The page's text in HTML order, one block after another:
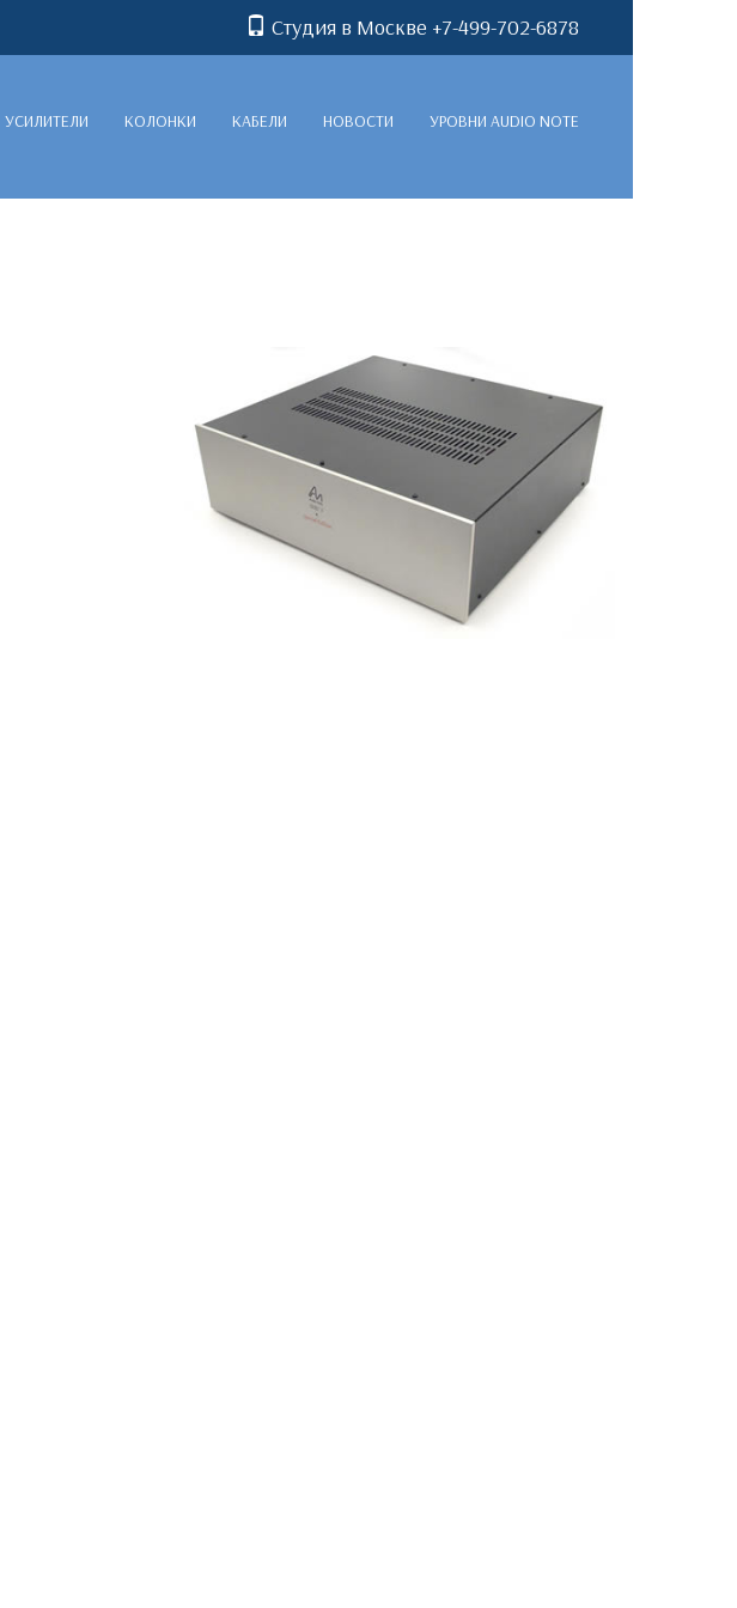
Студия в Москве +7-499-702-6878
УСИЛИТЕЛИ КОЛОНКИ КАБЕЛИ НОВОСТИ УРОВНИ AUDIO NOTE